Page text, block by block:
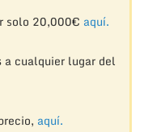
solo 20,000€ aquí.
a cualquier lugar del
aquí.